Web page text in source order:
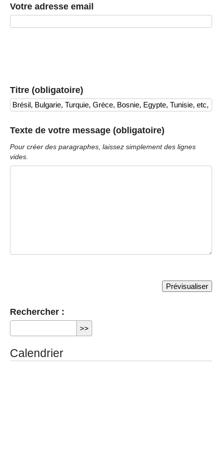
Votre adresse email
Titre (obligatoire)
Texte de votre message (obligatoire)
Pour créer des paragraphes, laissez simplement des lignes
vides.
Rechercher :
Calendrier